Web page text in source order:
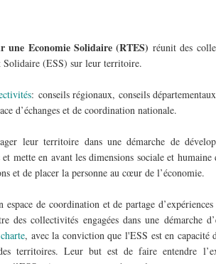
une Economie Solidaire (RTES) réunit des
Solidaire (ESS) sur leur territoire.
: conseils régionaux, conseils
d’échanges et de coordination nationale.
leur territoire dans une démarche de
mette en avant les dimensions sociale et
et de placer la personne au cœur de l’économie.
de coordination et de partage
des collectivités engagées dans une démarche
charte, avec la conviction que l'ESS est en capacité
territoires. Leur but est de faire entendre